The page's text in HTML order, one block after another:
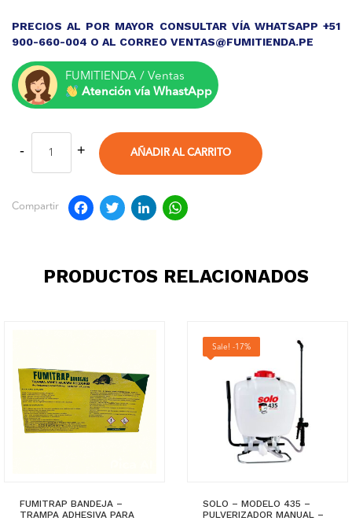
PRECIOS AL POR MAYOR CONSULTAR VÍA WHATSAPP +51
900-660-004 O AL CORREO VENTAS@FUMITIENDA.PE
FUMITIENDA / Ventas
Atención vía WhastApp
AÑADIR AL CARRITO
Compartir Facebook
TwitterLinkedIn
PRODUCTOS RELACIONADOS
FUMITRAP BANDEJA –
TRAMPA ADHESIVA PARA
Sale! -17%
SOLO – MODELO 435 –
PULVERIZADOR MANUAL –